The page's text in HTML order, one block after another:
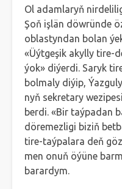
Ol adamlaryň
Şoň işlän döwründe
oblastyndan bolan
«Üýtgeşik akylly tire-
ýok» diýerdi. Saryk
bolmaly diýip,
nyň sekretary
berdi. «Bir taýpadan
döremezligi biziň
tire-taýpalara deň
men onuň öýüne
barardym.